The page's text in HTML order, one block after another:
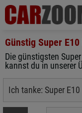
Günstig Super E10
Die günstigsten
kannst du in unserer